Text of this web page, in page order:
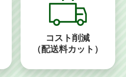
コスト削減
（配送料カット）